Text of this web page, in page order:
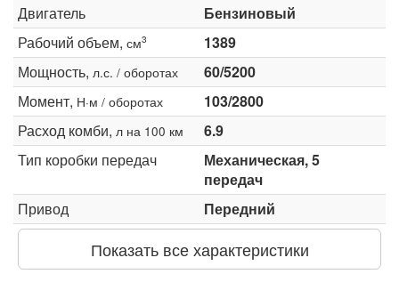
Двигатель
Бензиновый
Рабочий объем, см3
1389
Мощность, л.с. / оборотах
60/5200
Момент, Н·м / оборотах
103/2800
Расход комби, л на 100 км
6.9
Тип коробки передач
Механическая, 5
передач
Привод
Передний
Показать все характеристики